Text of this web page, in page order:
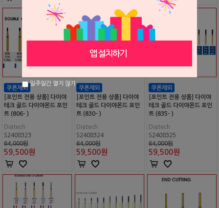
[포인트 전용 상품] 다이야
테크 골드 다이야몬드 포인
트 (806- )
Diatech
S2408323
64,000원
59,500원
[포인트 전용 상품] 다이야
테크 골드 다이야몬드 포인
트 (830- )
Diatech
S2408324
64,000원
59,500원
[포인트 전용 상품] 다이야
테크 골드 다이야몬드 포인
트 (835- )
Diatech
S2408325
64,000원
59,500원
일주일간 열지 않기